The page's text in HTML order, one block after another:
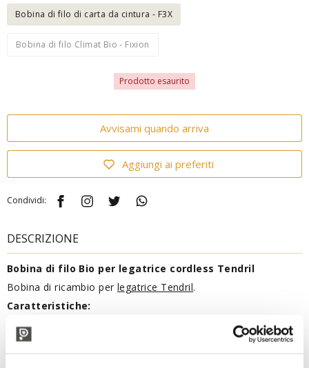
Bobina di filo di carta da cintura - F3X
Bobina di filo Climat Bio - Fixion
Prodotto esaurito
Avvisami quando arriva
Aggiungi ai preferiti
Condividi:
DESCRIZIONE
Bobina di filo Bio per legatrice cordless Tendril
Bobina di ricambio per legatrice Tendril.
Caratteristiche:
Lunghezza bobina: 90 mt
Legature per bobina: 650
Fotodegradabile: 8-10 Mesi